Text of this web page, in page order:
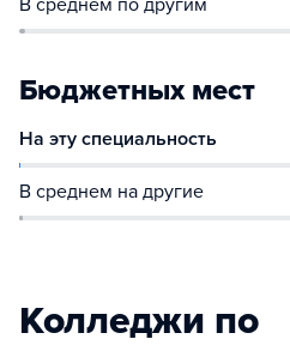
В среднем по другим
Бюджетных мест
На эту специальность
В среднем на другие
Колледжи по